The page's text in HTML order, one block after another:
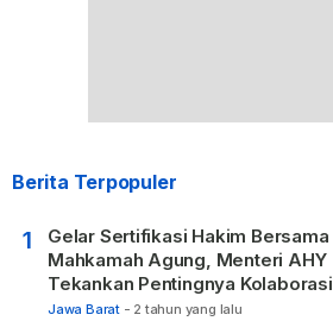
Berita Terpopuler
1
Gelar Sertifikasi Hakim Bersama
Mahkamah Agung, Menteri AHY
Tekankan Pentingnya Kolaborasi
untuk Hadirkan Keadilan bagi
Jawa Barat - 2 tahun yang lalu